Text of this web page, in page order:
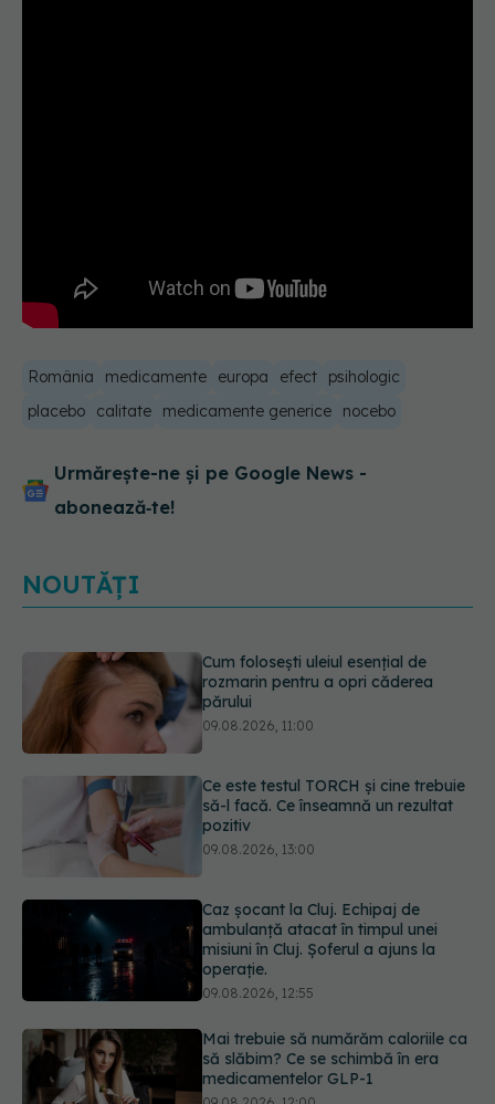
România medicamente europa efect
psihologic
placebo
calitate medicamente generice nocebo
Urmărește-ne și pe Google News -
abonează‑te!
NOUTĂȚI
Cum folosești uleiul esențial de
rozmarin pentru a opri căderea
părului
09.08.2026, 11:00
Ce este testul TORCH și cine trebuie
să-l facă. Ce înseamnă un rezultat
pozitiv
09.08.2026, 13:00
Caz șocant la Cluj. Echipaj de
ambulanță atacat în timpul unei
misiuni în Cluj. Șoferul a ajuns la
operație.
09.08.2026, 12:55
Mai trebuie să numărăm caloriile ca
să slăbim? Ce se schimbă în era
medicamentelor GLP-1